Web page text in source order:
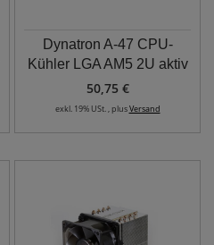
Dynatron A-47 CPU-
Kühler LGA AM5 2U aktiv
50,75 €
exkl. 19% USt. , plusVersand